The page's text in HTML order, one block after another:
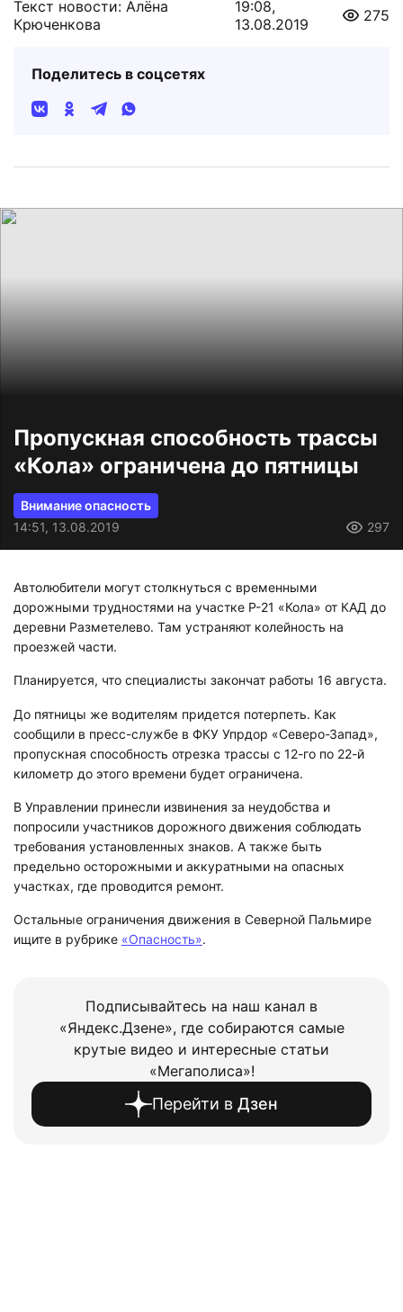
Текст новости: Алёна
Крюченкова
19:08,
13.08.2019
275
Поделитесь в соцсетях
Пропускная способность трассы
«Кола» ограничена до пятницы
Внимание опасность
14:51, 13.08.2019
297
Автолюбители могут столкнуться с временными
дорожными трудностями на участке Р-21 «Кола» от КАД до
деревни Разметелево. Там устраняют колейность на
проезжей части.
Планируется, что специалисты закончат работы 16 августа.
До пятницы же водителям придется потерпеть. Как
сообщили в пресс-службе в ФКУ Упрдор «Северо-Запад»,
пропускная способность отрезка трассы с 12-го по 22-й
километр до этого времени будет ограничена.
В Управлении принесли извинения за неудобства и
попросили участников дорожного движения соблюдать
требования установленных знаков. А также быть
предельно осторожными и аккуратными на опасных
участках, где проводится ремонт.
Остальные ограничения движения в Северной Пальмире
ищите в рубрике «Опасность».
Подписывайтесь на наш канал в
«Яндекс.Дзене», где собираются самые
крутые видео и интересные статьи
«Мегаполиса»!
Перейти в Дзен